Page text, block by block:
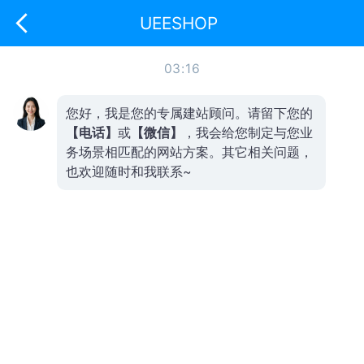
UEESHOP
下拉刷新
03:16
您好，我是您的专属建站顾问。请留下您的
【电话】 或【微信】 ，我会给您制定与您业
务场景相匹配的网站方案。其它相关问题，
也欢迎随时和我联系~